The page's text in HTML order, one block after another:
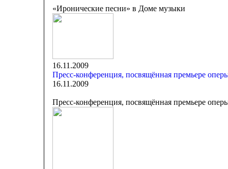
«Иронические песни» в Доме музыки
16.11.2009
Пресс-конференция, посвящённая премьере
16.11.2009
Пресс-конференция, посвящённая премьере